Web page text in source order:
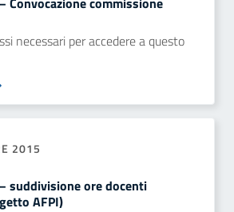
necessari per accedere a questo
2015
suddivisione ore docenti
AFPI)